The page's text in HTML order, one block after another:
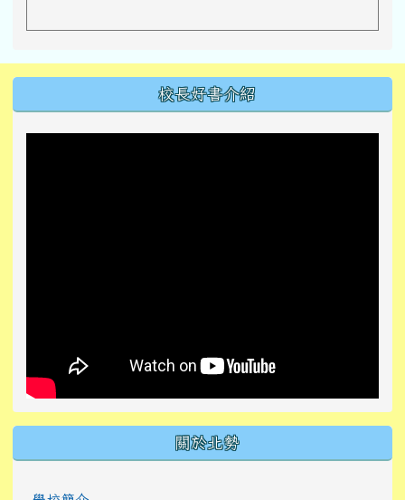
校長好書介紹
關於北勢